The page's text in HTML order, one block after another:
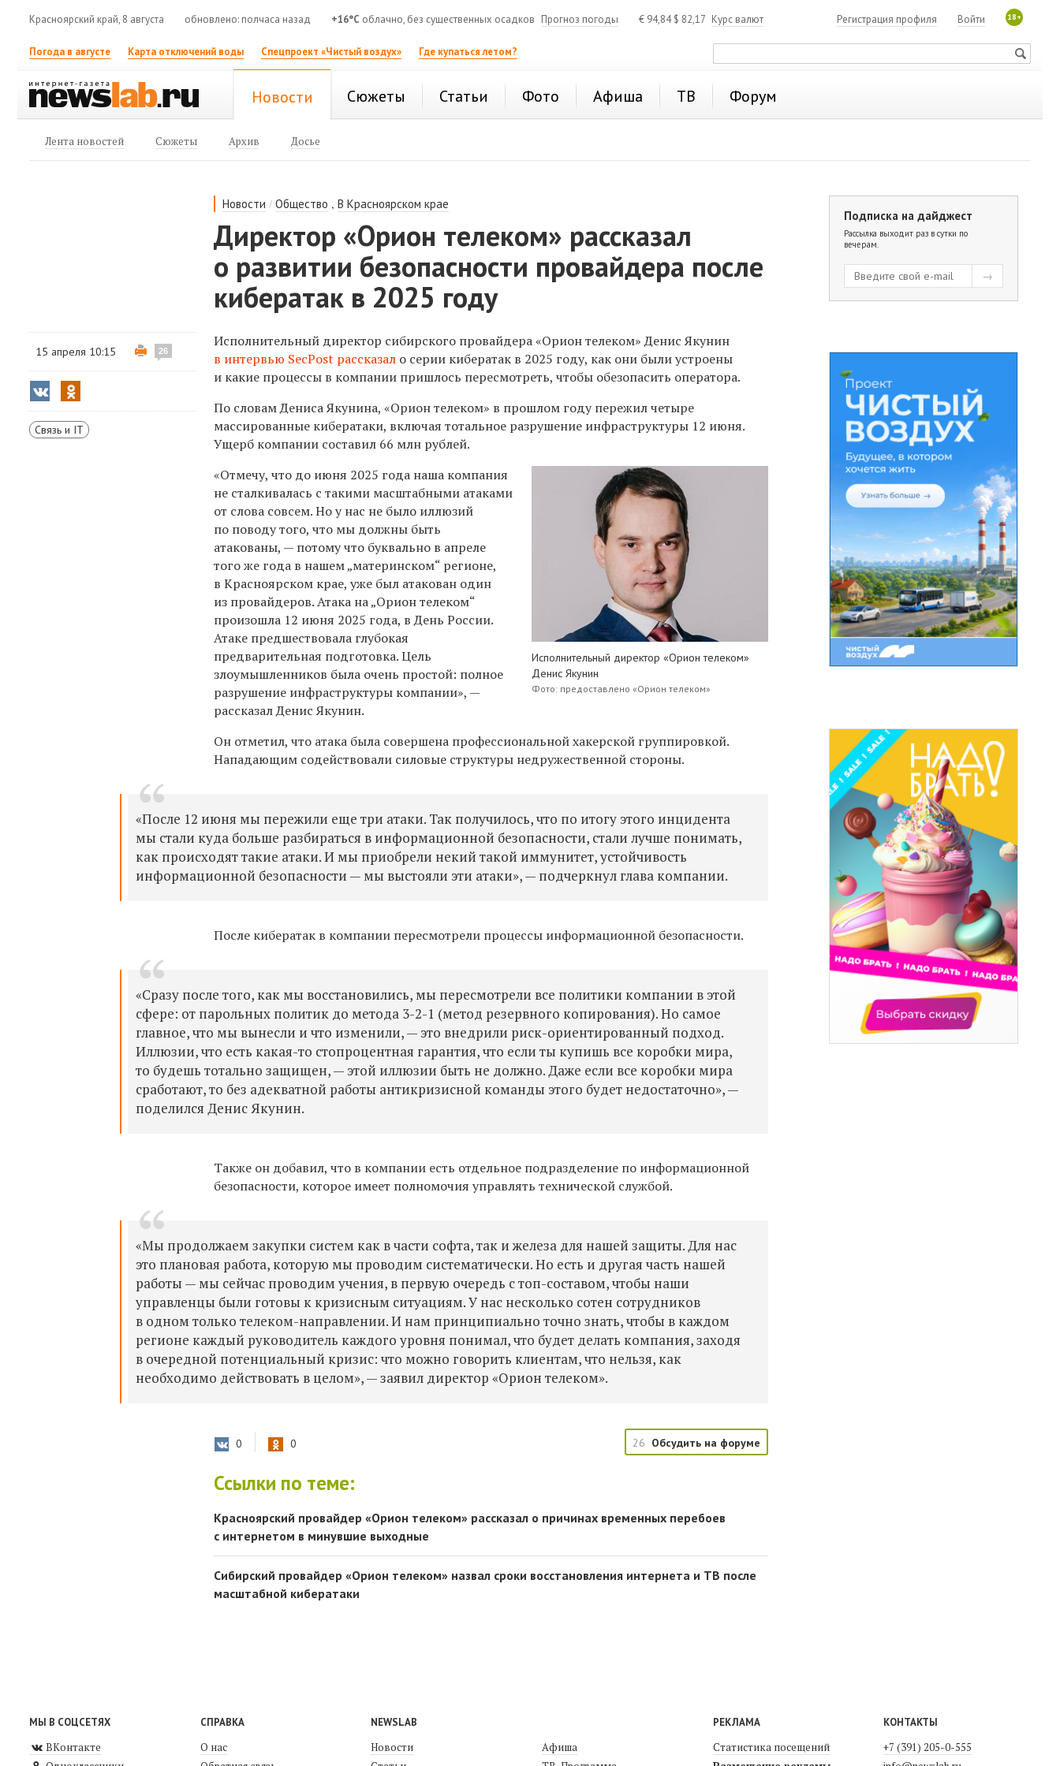
Красноярский край, 8 августа обновлено: полчаса назад +16°C облачно, без существенных осадков Прогноз погоды € 94,84$ 82,17 Курс валют 18+
Войти
Регистрация профиля
Погода в августе Карта отключений воды Спецпроект «Чистый воздух» Где купаться летом?
Новости Сюжеты Статьи Фото Афиша ТВ Форум
Лента новостей Сюжеты Архив Досье
Новости /Общество ,В Красноярском крае
Директор «Орион телеком» рассказал
о развитии безопасности провайдера после
кибератак в 2025 году
15 апреля 10:15 26
Связь и IT
Исполнительный директор сибирского провайдера «Орионтелеком» Денис Якунин
в интервью SecPost рассказал о серии кибератак в 2025 году, как они были устроены
и какие процессы в компании пришлось пересмотреть, чтобы обезопасить оператора.
По словам Дениса Якунина,«Орионтелеком» в прошлом году пережил четыре
массированные кибератаки, включая тотальное разрушение инфраструктуры 12 июня.
Ущерб компании составил 66 млн рублей.
Исполнительный директор «Орион телеком»
Денис Якунин
Фото: предоставлено «Орион телеком»
«Отмечу, что до июня 2025 года наша компания
не сталкивалась с такими масштабными атаками
от слова совсем. Но у нас не было иллюзий
по поводу того, что мы должны быть
атакованы, — потому что буквально в апреле
того же года в нашем „материнском“ регионе,
в Красноярском крае, уже был атакован один
из провайдеров.Атака на „Орионтелеком“
произошла 12 июня 2025 года, в День России.
Атаке предшествовала глубокая
предварительная подготовка. Цель
злоумышленников была очень простой: полное
разрушение инфраструктуры компании», —
рассказал Денис Якунин.
Он отметил, что атака была совершена профессиональной хакерской группировкой.
Нападающим содействовали силовые структуры недружественной стороны.
«После 12 июня мы пережили еще три атаки. Так получилось, что по итогу этого инцидента
мы стали куда больше разбираться в информационной безопасности, стали лучше понимать,
как происходят такие атаки. И мы приобрели некий такой иммунитет, устойчивость
информационной безопасности — мы выстояли эти атаки», — подчеркнул глава компании.
После кибератак в компании пересмотрели процессы информационной безопасности.
«Сразу после того, как мы восстановились, мы пересмотрели все политики компании в этой
сфере: от парольных политик до метода 3-2-1 (метод резервного копирования). Но самое
главное, что мы вынесли и что изменили, — это внедрили риск-ориентированный подход.
Иллюзии, что есть какая-то стопроцентная гарантия, что если ты купишь все коробки мира,
то будешь тотально защищен, — этой иллюзии быть не должно. Даже если все коробки мира
сработают, то без адекватной работы антикризисной команды этого будет недостаточно», —
поделился Денис Якунин.
Также он добавил, что в компании есть отдельное подразделение по информационной
безопасности, которое имеет полномочия управлять технической службой.
«Мы продолжаем закупки систем как в части софта, так и железа для нашей защиты. Для нас
это плановая работа, которую мы проводим систематически. Но есть и другая часть нашей
работы — мы сейчас проводим учения, в первую очередь с топ-составом, чтобы наши
управленцы были готовы к кризисным ситуациям. У нас несколько сотен сотрудников
в одном только телеком-направлении. И нам принципиально точно знать, чтобы в каждом
регионе каждый руководитель каждого уровня понимал, что будет делать компания, заходя
в очередной потенциальный кризис: что можно говорить клиентам, что нельзя, как
необходимо действовать в целом», — заявил директор «Орионтелеком».
0 0 26 Обсудить на форуме
Ссылки по теме:
Красноярский провайдер «Орион телеком» рассказал о причинах временных перебоев
с интернетом в минувшие выходные
Сибирский провайдер «Орион телеком» назвал сроки восстановления интернета и ТВ после
масштабной кибератаки
Подписка на дайджест
Рассылка выходит раз в сутки по
вечерам.
МЫ В СОЦСЕТЯХ
ВКонтакте
СПРАВКА
О нас
NEWSLAB
Новости
Афиша
РЕКЛАМА
Статистика посещений
КОНТАКТЫ
+7 (391) 205-0-555